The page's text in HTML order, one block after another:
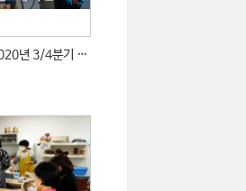
목공예 생활소품 제작반 _ 2020년 3/4분기 수업